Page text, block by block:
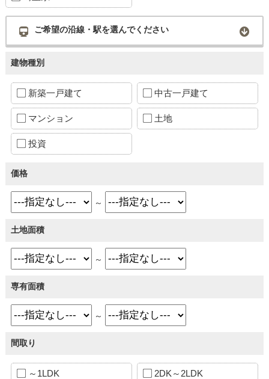
ご希望の沿線・駅を選んでください
建物種別
新築一戸建て 中古一戸建て
マンション 土地
投資
価格
～
土地面積
～
専有面積
～
間取り
～1LDK 2DK～2LDK